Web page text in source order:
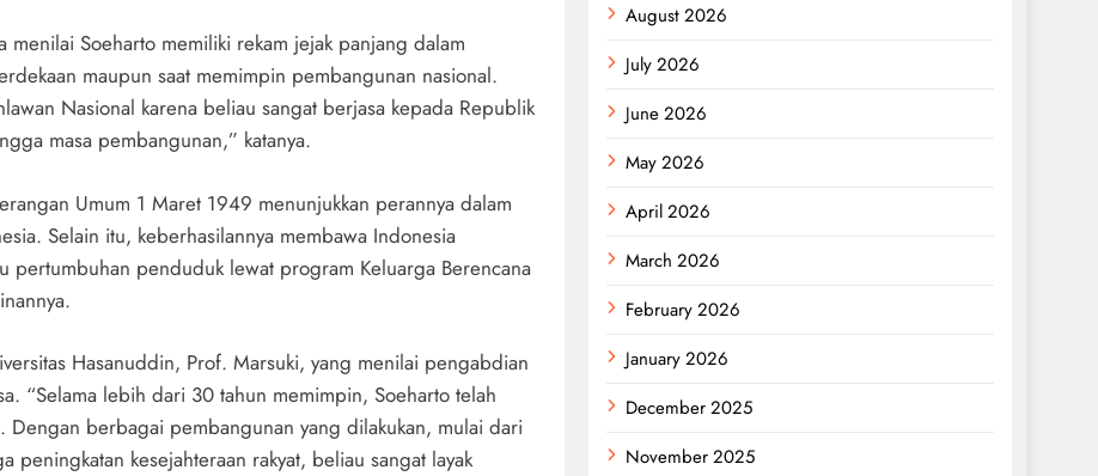
menilai Soeharto memiliki rekam jejak panjang dalam
maupun saat memimpin pembangunan nasional.
Nasional karena beliau sangat berjasa kepada Republik
masa pembangunan,” katanya.
Umum 1 Maret 1949 menunjukkan perannya dalam
Selain itu, keberhasilannya membawa Indonesia
pertumbuhan penduduk lewat program Keluarga Berencana
Hasanuddin, Prof. Marsuki, yang menilai pengabdian
“Selama lebih dari 30 tahun memimpin, Soeharto telah
Dengan berbagai pembangunan yang dilakukan, mulai dari
kesejahteraan rakyat, beliau sangat layak
August 2026
July 2026
June 2026
May 2026
April 2026
March 2026
February 2026
January 2026
December 2025
November 2025